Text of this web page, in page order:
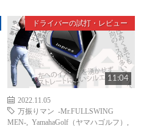
ドライバーの試打・レビュー
11:04
2022.11.05
万振りマン -Mr.FULLSWING
MEN-
YamahaGolf（ヤマハゴルフ）